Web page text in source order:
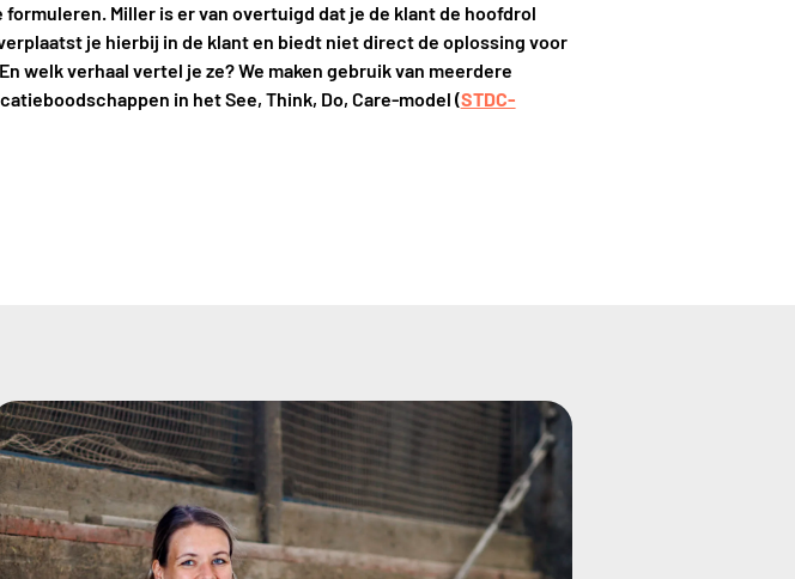
Miller is er van overtuigd dat je de klant de hoofdrol
je hierbij in de klant en biedt niet direct de oplossing voor
welk verhaal vertel je ze? We maken gebruik van meerdere
in het See, Think, Do, Care-model (STDC-